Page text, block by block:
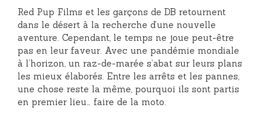
Red Pup Films et les garçons de DB retournent
dans le désert à la recherche d’une nouvelle
aventure. Cependant, le temps ne joue peut-être
pas en leur faveur. Avec une pandémie mondiale
à l’horizon, un raz-de-marée s’abat sur leurs plans
les mieux élaborés. Entre les arrêts et les pannes,
une chose reste la même, pourquoi ils sont partis
en premier lieu… faire de la moto.